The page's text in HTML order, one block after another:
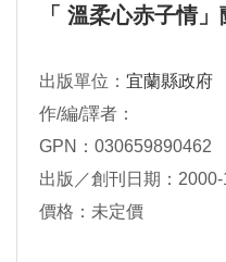
「 溫柔心赤子情
出版單位： 宜蘭縣政府
作/編/譯者：
GPN：030659890462
出版／創刊日期：2000-
價格：未定價